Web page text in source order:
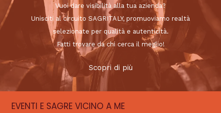
Vuoi dare visibilità alla tua azienda?
Unisciti al circuito SAGRITALY, promuoviamo realtà
selezionate per qualità e autenticità.
Fatti trovare da chi cerca il meglio!
Scopri di più
EVENTI E SAGRE VICINO A ME